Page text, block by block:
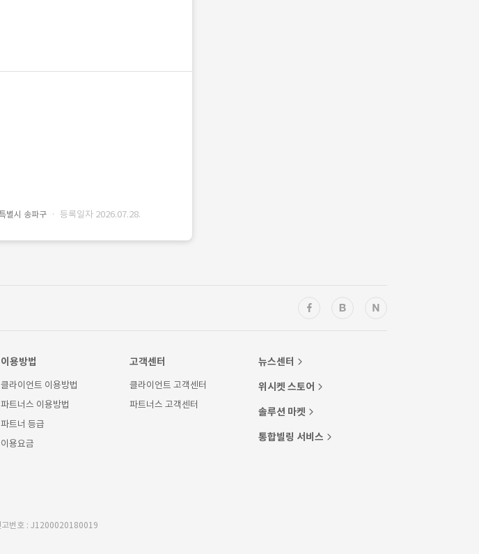
를 기반으로 시스템을 구축
별시 송파구 · 등록일자 2026.07.28.
이용방법
클라이언트 이용방법
파트너스 이용방법
파트너 등급
이용요금
고객센터
클라이언트 고객센터
파트너스 고객센터
뉴스센터
위시켓 스토어
솔루션 마켓
통합빌링 서비스
고번호 : J1200020180019